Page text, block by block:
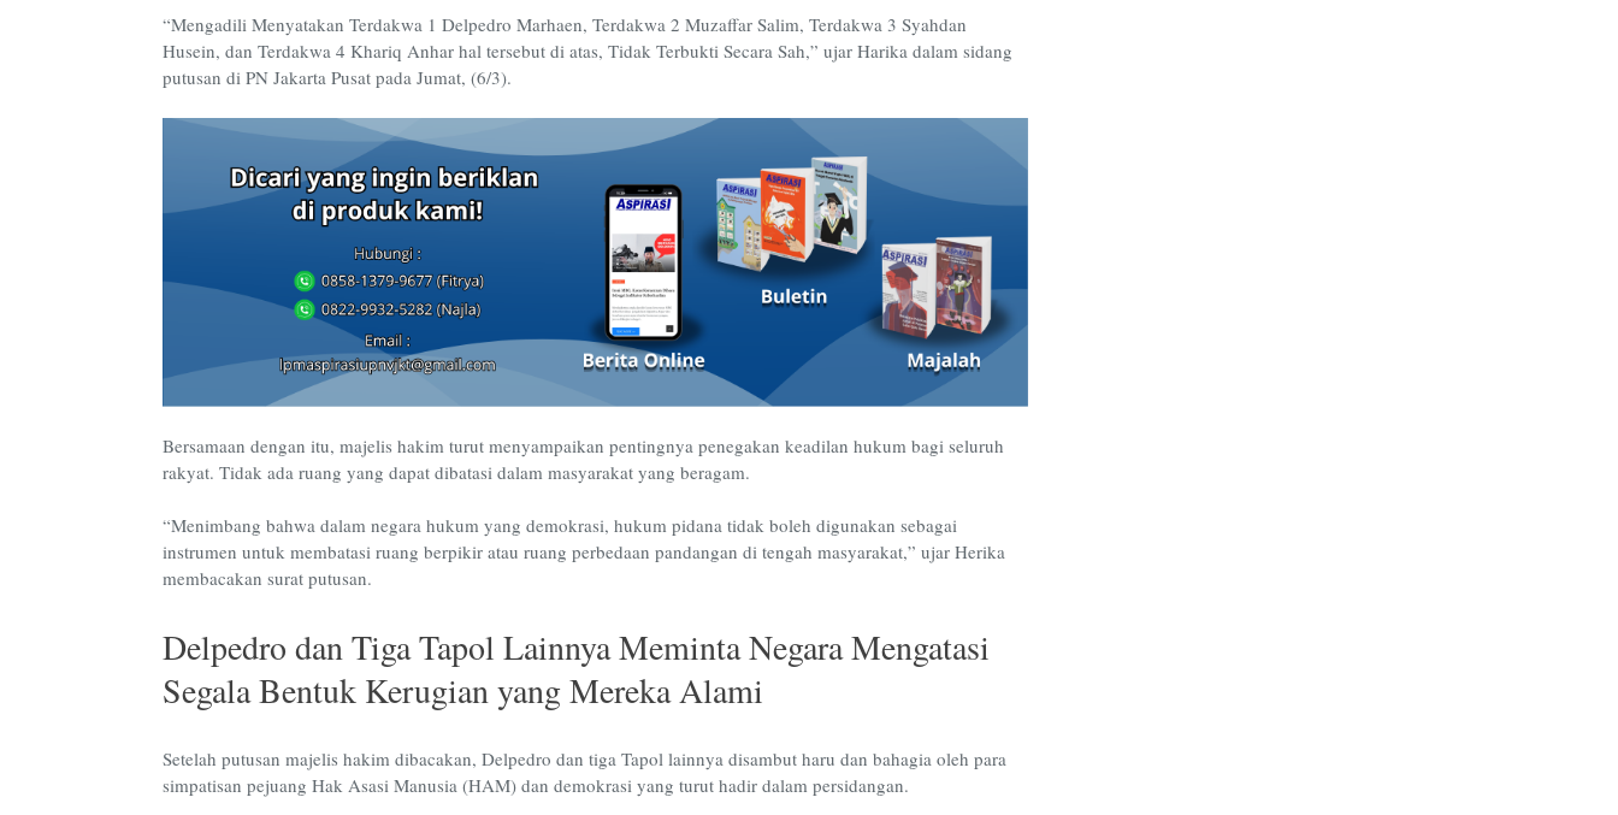
“Mengadili Menyatakan Terdakwa 1 Delpedro Marhaen, Terdakwa 2 Muzaffar Salim, Terdakwa 3 Syahdan
Husein, dan Terdakwa 4 Khariq Anhar hal tersebut di atas, Tidak Terbukti Secara Sah,” ujar Harika dalam sidang
putusan di PN Jakarta Pusat pada Jumat, (6/3).
Bersamaan dengan itu, majelis hakim turut menyampaikan pentingnya penegakan keadilan hukum bagi seluruh
rakyat. Tidak ada ruang yang dapat dibatasi dalam masyarakat yang beragam.
“Menimbang bahwa dalam negara hukum yang demokrasi, hukum pidana tidak boleh digunakan sebagai
instrumen untuk membatasi ruang berpikir atau ruang perbedaan pandangan di tengah masyarakat,” ujar Herika
membacakan surat putusan.
Delpedro dan Tiga Tapol Lainnya Meminta Negara Mengatasi
Segala Bentuk Kerugian yang Mereka Alami
Setelah putusan majelis hakim dibacakan, Delpedro dan tiga Tapol lainnya disambut haru dan bahagia oleh para
simpatisan pejuang Hak Asasi Manusia (HAM) dan demokrasi yang turut hadir dalam persidangan.